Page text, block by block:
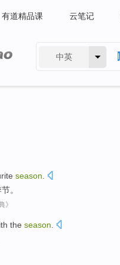
有道精品课 云笔记
中英
season
节。
》
the season